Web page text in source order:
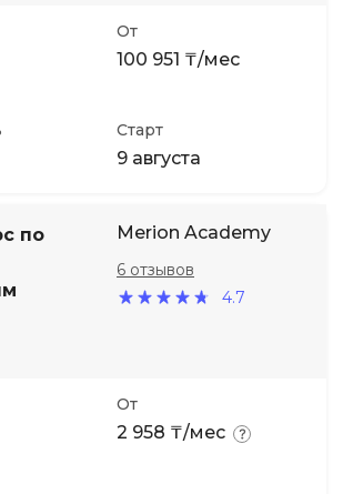
От
100 951 ₸/мес
Старт
9 августа
по
Merion Academy
4.7
6 отзывов
От
2 958 ₸/мес